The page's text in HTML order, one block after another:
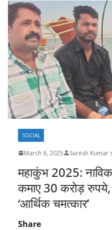
SOCIAL
March 6, 2025 Suresh Kumar
महाकुंभ 2025:
कमाए 30 करोड़ रुपये,
‘आर्थिक चमत्कार’
Share